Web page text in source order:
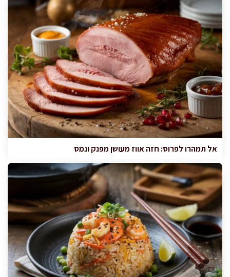
אל תמהרו לפרוס: חזה אווז מעושן מפנק ונמס